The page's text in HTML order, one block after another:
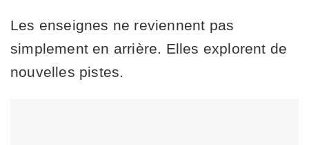
Les enseignes ne reviennent pas
simplement en arrière. Elles explorent de
nouvelles pistes.